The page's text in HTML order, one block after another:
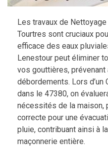
Les travaux de
Tourtres sont cruciaux
efficace des eaux
Lenestour peut éliminer
vos gouttières,
débordements. Lors d’un
dans le 47380, on
nécessités de la maison,
correcte pour une
pluie, contribuant ainsi à
maçonnerie entière.